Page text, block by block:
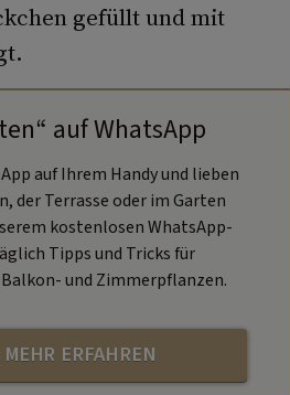
gefüllt und mit
auf WhatsApp
auf Ihrem Handy und lieben
der Terrasse oder im Garten
kostenlosen WhatsApp-
Tipps und Tricks für
und Zimmerpflanzen.
ERFAHREN